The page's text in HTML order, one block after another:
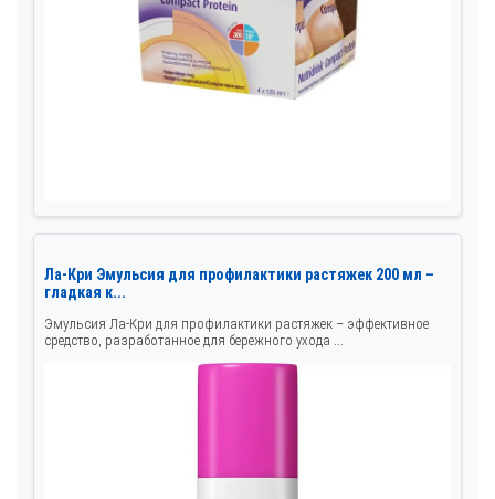
Ла-Кри Эмульсия для профилактики растяжек 200 мл –
гладкая к...
Эмульсия Ла-Кри для профилактики растяжек – эффективное
средство, разработанное для бережного ухода ...